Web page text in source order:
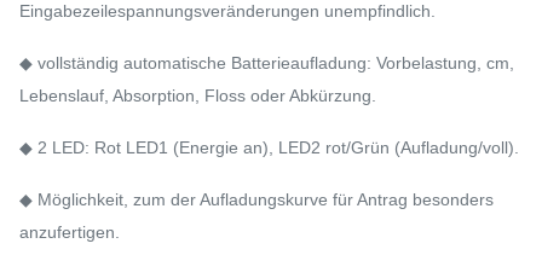
Eingabezeilespannungsveränderungen unempfindlich.
◆ vollständig automatische Batterieaufladung: Vorbelastung, cm,
Lebenslauf, Absorption, Floss oder Abkürzung.
◆ 2 LED: Rot LED1 (Energie an), LED2 rot/Grün (Aufladung/voll).
◆ Möglichkeit, zum der Aufladungskurve für Antrag besonders
anzufertigen.